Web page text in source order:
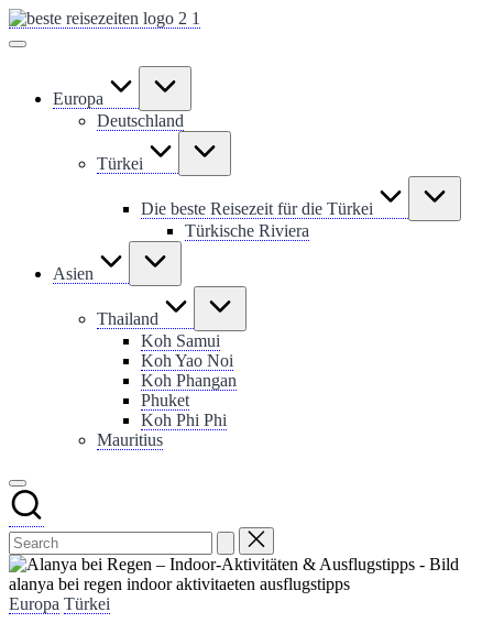
Skip
to
Europa
Deutschland
Türkei
Die beste Reisezeit für die Türkei
Türkische Riviera
Asien
Thailand
Koh Samui
Koh Yao Noi
Koh Phangan
Phuket
Koh Phi Phi
Mauritius
alanya bei regen indoor aktivitaeten ausflugstipps
Posted
Europa Türkei